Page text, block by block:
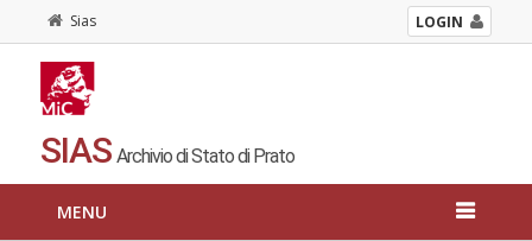
Sias LOGIN
SIAS Archivio di Stato di Prato
MENU